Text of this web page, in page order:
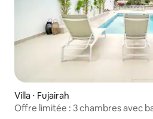
Villa ⋅ Fujairah
Offre limitée : 3 chambres avec